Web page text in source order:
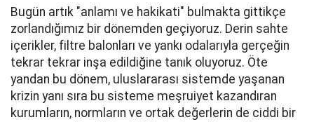
Bugün artık "anlamı ve hakikati" bulmakta gittikçe
zorlandığımız bir dönemden geçiyoruz. Derin sahte
içerikler, filtre balonları ve yankı odalarıyla gerçeğin
tekrar tekrar inşa edildiğine tanık oluyoruz. Öte
yandan bu dönem, uluslararası sistemde yaşanan
krizin yanı sıra bu sisteme meşruiyet kazandıran
kurumların, normların ve ortak değerlerin de ciddi bir